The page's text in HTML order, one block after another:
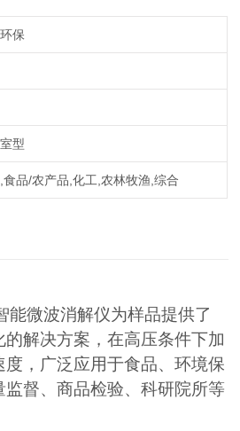
保
型
食品/农产品,化工,农林牧渔,综合
能微波消解仪为样品提供了
解决方案，在高压条件下加
，广泛应用于食品、环境保
督、商品检验、科研院所等